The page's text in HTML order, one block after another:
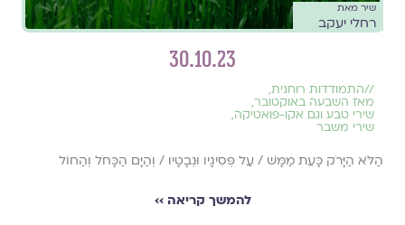
שיר מאת
רחלי יעקב
30.10.23
//התמודדות רוחנית,
מאז השבעה באוקטובר,
שירי טבע וגם אקו-פואטיקה,
שירי משבר
הַלֹּא הַיָּרֹק כָּעֵת מַמָּשׁ / עַל פְּסִיגָיו וּנְבָטָיו / וְהַיָּם הַכָּחֹל וְהַחוֹל
להמשך קריאה ››